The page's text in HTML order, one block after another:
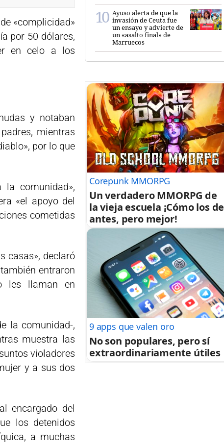
«complicidad»
por 50 dólares,
en celo a los
y notaban
mientras
por lo que
la comunidad»,
«el apoyo del
cometidas
casas», declaró
entraron
les llaman en
la comunidad-,
muestra las
violadores
y a sus dos
encargado del
los detenidos
a muchas
Ayuso alerta de que la
invasión de Ceuta fue
un ensayo y advierte de
un «asalto final» de
Marruecos
Corepunk MMORPG
Un verdadero MMORPG de
la vieja escuela ¡Cómo los de
antes, pero mejor!
9 apps que valen oro
No son populares, pero sí
extraordinariamente útiles